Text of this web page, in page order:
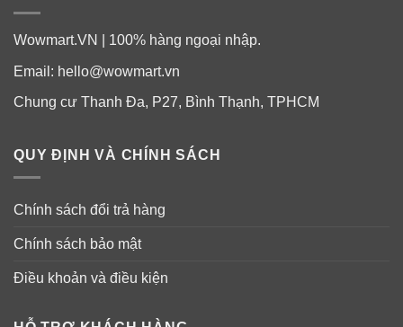
Wowmart.VN | 100% hàng ngoại nhập.
Email: hello@wowmart.vn
Chung cư Thanh Đa, P27, Bình Thạnh, TPHCM
QUY ĐỊNH VÀ CHÍNH SÁCH
Chính sách đổi trả hàng
Chính sách bảo mật
Điều khoản và điều kiện